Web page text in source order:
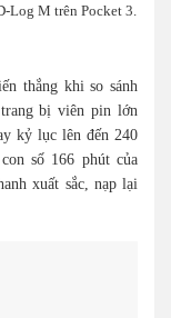
Log M trên Pocket 3.
thắng khi so sánh
bị viên pin lớn
kỷ lục lên đến 240
số 166 phút của
xuất sắc, nạp lại